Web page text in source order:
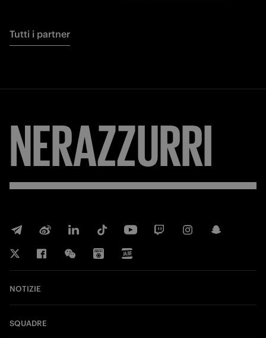
Tutti i partner
NERAZZURRI
NOTIZIE
SQUADRE